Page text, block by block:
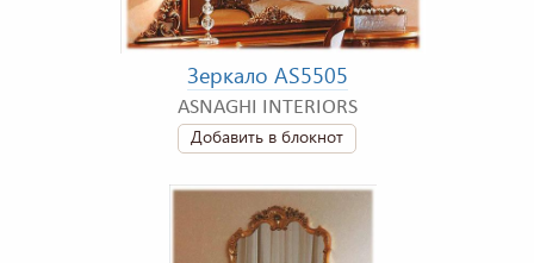
Зеркало AS5505
ASNAGHI INTERIORS
Добавить в блокнот